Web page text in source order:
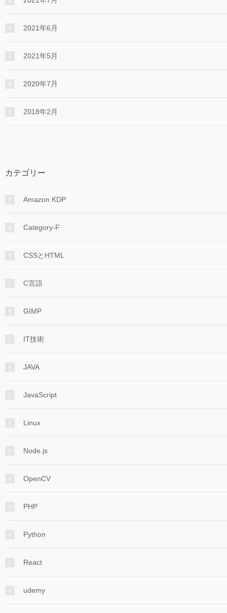
2021年6月
2021年5月
2020年7月
2018年2月
カテゴリー
Amazon KDP
Category-F
CSSとHTML
C言語
GIMP
IT技術
JAVA
JavaScript
Linux
Node.js
OpenCV
PHP
Python
React
udemy